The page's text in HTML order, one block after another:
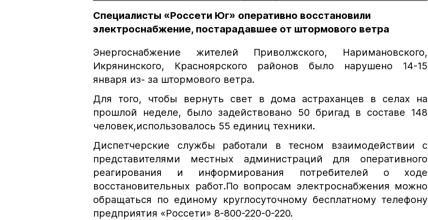
Специалисты «Россети Юг» оперативно восстановили
электроснабжение, постарадавшее от штормового ветра
Энергоснабжение жителей Приволжского, Наримановского,
Икрянинского, Красноярского районов было нарушено 14-15
января из- за штормового ветра.
Для того, чтобы вернуть свет в дома астраханцев в селах на
прошлой неделе, было задействовано 50 бригад в составе 148
человек,использовалось 55 единиц техники.
Диспетчерские службы работали в тесном взаимодействии с
представителями местных администраций для оперативного
реагирования и информирования потребителей о ходе
восстановительных работ.По вопросам электроснабжения можно
обращаться по единому круглосуточному бесплатному телефону
предприятия «Россети» 8-800-220-0-220.